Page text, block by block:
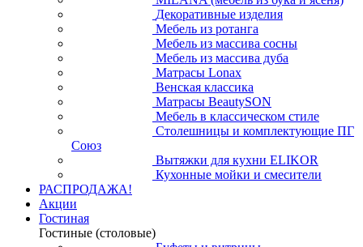
Декоративные изделия
Мебель из ротанга
Мебель из массива сосны
Мебель из массива дуба
Матрасы Lonax
Венская классика
Матрасы BeautySON
Мебель в классическом стиле
Столешницы и комплектующие ПГ
Союз
Вытяжки для кухни ELIKOR
Кухонные мойки и смесители
РАСПРОДАЖА!
Акции
Гостиная
Гостиные (столовые)